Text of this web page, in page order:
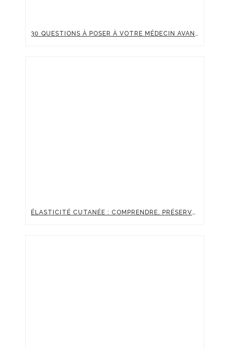
30 QUESTIONS À POSER À VOTRE MÉDECIN AVANT UNE INJECTION D’ACIDE HYALURONIQUE
ÉLASTICITÉ CUTANÉE : COMPRENDRE, PRÉSERVER ET BOOSTER LA FERMETÉ DE SA PEAU